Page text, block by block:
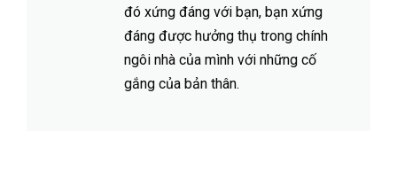
đó xứng đáng với bạn, bạn xứng
đáng được hưởng thụ trong chính
ngôi nhà của mình với những cố
gắng của bản thân.